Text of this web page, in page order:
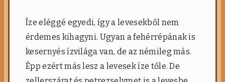
Íze eléggé egyedi, így a levesekből nem
érdemes kihagyni. Ugyan a fehérrépának is
kesernyés ízvilága van, de az némileg más.
Épp ezért más lesz a levesek íze tőle. De